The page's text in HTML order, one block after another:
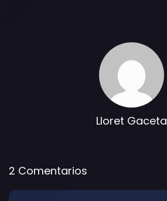
Lloret Gaceta
2 Comentarios